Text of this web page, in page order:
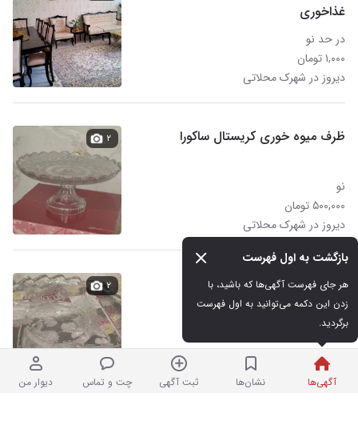
آگهی‌ها
بازگشت به اول فهرست
برگردید.
نشان‌ها ثبت آگهی چت و تماس دیوار من
غذاخوری
در حد نو
۱,۰۰۰ تومان
دیروز در شهرک محلاتی
ظرف میوه خوری کریستال ساکورا
نو
۵۰۰,۰۰۰ تومان
دیروز در شهرک محلاتی
۲
ظرف اردور خوری سوگا
در حد نو
۳,۰۰۰,۰۰۰ تومان
دیروز در شهرک محلاتی
۲